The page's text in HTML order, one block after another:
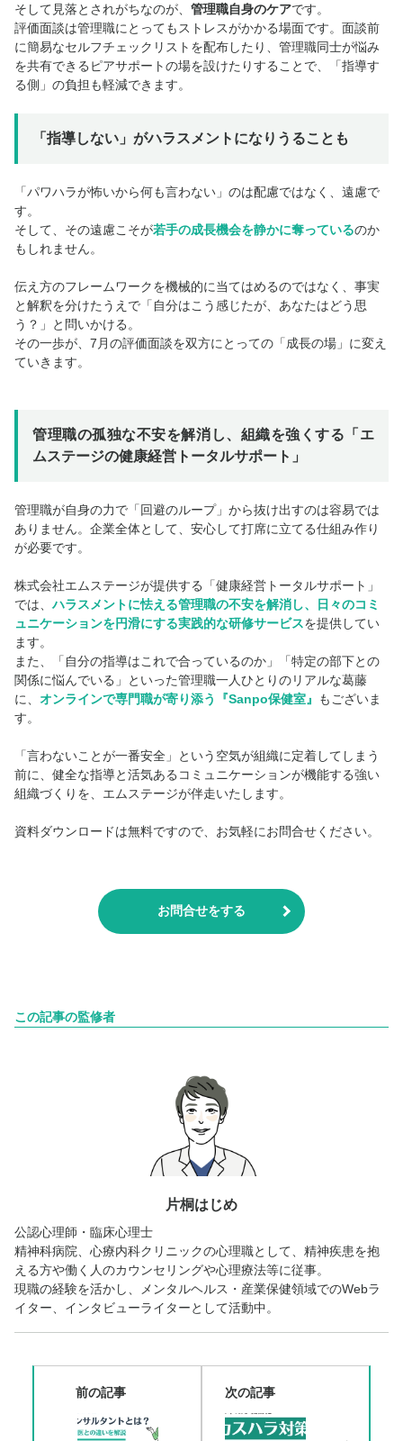
そして見落とされがちなのが、 管理職自身のケアです。
評価面談は管理職にとってもストレスがかかる場面です。面談前
に簡易なセルフチェックリストを配布したり、管理職同士が悩み
を共有できるピアサポートの場を設けたりすることで、「指導す
る側」の負担も軽減できます。
「指導しない」がハラスメントになりうることも
「パワハラが怖いから何も言わない」のは配慮ではなく、遠慮で
す。
そして、その遠慮こそが若手の成長機会を静かに奪っているのか
もしれません。
伝え方のフレームワークを機械的に当てはめるのではなく、事実
と解釈を分けたうえで「自分はこう感じたが、あなたはどう思
う？」と問いかける。
その一歩が、7月の評価面談を双方にとっての「成長の場」に変え
ていきます。
管理職の孤独な不安を解消し、組織を強くする「エ
ムステージの健康経営トータルサポート」
管理職が自身の力で「回避のループ」から抜け出すのは容易では
ありません。企業全体として、安心して打席に立てる仕組み作り
が必要です。
株式会社エムステージが提供する「健康経営トータルサポート」
では、ハラスメントに怯える管理職の不安を解消し、日々のコミ
ュニケーションを円滑にする実践的な研修サービスを提供してい
ます。
また、「自分の指導はこれで合っているのか」「特定の部下との
関係に悩んでいる」といった管理職一人ひとりのリアルな葛藤
に、 オンラインで専門職が寄り添う『Sanpo保健室』
もございま
す。
「言わないことが一番安全」という空気が組織に定着してしまう
前に、健全な指導と活気あるコミュニケーションが機能する強い
組織づくりを、エムステージが伴走いたします。
資料ダウンロードは無料ですので、お気軽にお問合せください。
お問合せをする
この記事の監修者
片桐はじめ
公認心理師・臨床心理士
精神科病院、心療内科クリニックの心理職として、精神疾患を抱
える方や働く人のカウンセリングや心理療法等に従事。
現職の経験を活かし、メンタルヘルス・産業保健領域でのWebラ
イター、インタビューライターとして活動中。
前の記事 次の記事